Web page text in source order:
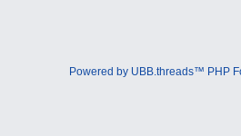
Powered by UBB.threads™ PHP